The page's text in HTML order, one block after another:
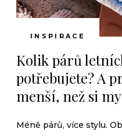
INSPIRACE
Kolik párů
potřebujete? A
menší, než si
Méně párů, více stylu.